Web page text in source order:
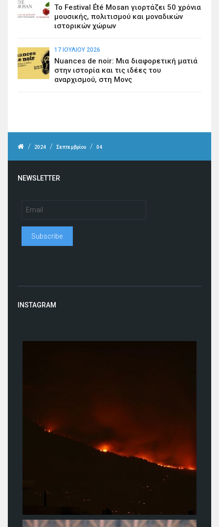
Το Festival Été Mosan γιορτάζει 50 χρόνια
μουσικής, πολιτισμού και μοναδικών
ιστορικών χώρων
17 ΙΟΥΛΊΟΥ 2026
Nuances de noir: Μια διαφορετική ματιά
στην ιστορία και τις ιδέες του
αναρχισμού, στη Μονς
/ 2024 / Σεπτεμβρίου / 04
NEWSLETTER
INSTAGRAM